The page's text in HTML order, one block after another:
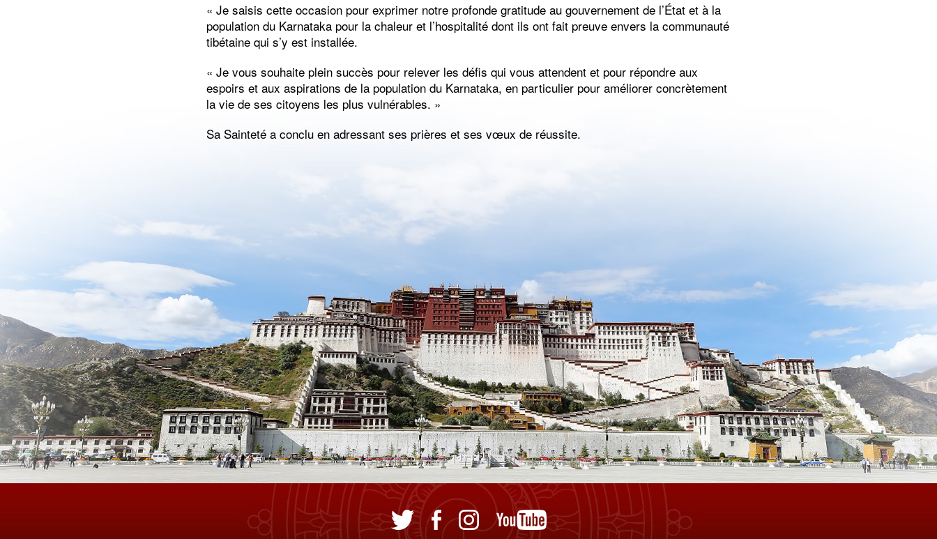
« Je saisis cette occasion pour exprimer notre profonde gratitude au gouvernement de l’État et à la
population du Karnataka pour la chaleur et l’hospitalité dont ils ont fait preuve envers la communauté
tibétaine qui s’y est installée.
« Je vous souhaite plein succès pour relever les défis qui vous attendent et pour répondre aux
espoirs et aux aspirations de la population du Karnataka, en particulier pour améliorer concrètement
la vie de ses citoyens les plus vulnérables. »
Sa Sainteté a conclu en adressant ses prières et ses vœux de réussite.